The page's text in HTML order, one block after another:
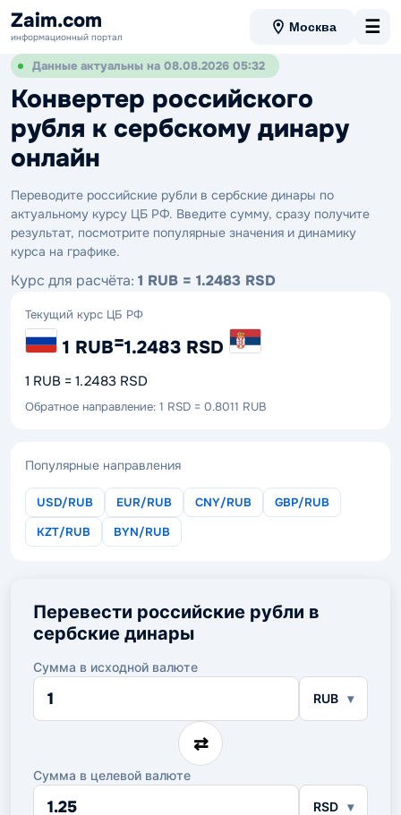
Zaim.com
информационный портал
Москва ☰
Данные актуальны на 08.08.2026 05:32
Конвертер российского
рубля к сербскому динару
онлайн
Переводите российские рубли в сербские динары по
актуальному курсу ЦБ РФ. Введите сумму, сразу получите
результат, посмотрите популярные значения и динамику
курса на графике.
Курс для расчёта: 1 RUB = 1.2483 RSD
Текущий курс ЦБ РФ
1 RUB=1.2483 RSD
1 RUB = 1.2483 RSD
Обратное направление: 1 RSD = 0.8011 RUB
Популярные направления
USD/RUB EUR/RUB CNY/RUB
GBP/RUB
KZT/RUB
BYN/RUB
Перевести российские рубли в
сербские динары
Сумма в исходной валюте
Сумма
исходной
RUB
⇄
Сумма в целевой валюте
Сумма
RSD